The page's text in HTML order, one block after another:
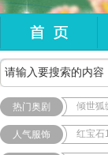
热门奥剧 倾世狐
人气服饰 红宝石